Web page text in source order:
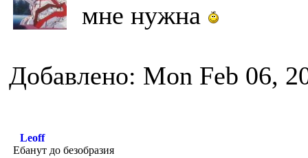
мне нужна
Добавлено: Mon Feb 06,
Leoff
Ебанут до безобразия